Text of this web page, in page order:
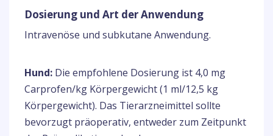
Dosierung und Art der Anwendung
Intravenöse und subkutane Anwendung.
Hund: Die empfohlene Dosierung ist 4,0 mg
Carprofen/kg Körpergewicht (1 ml/12,5 kg
Körpergewicht). Das Tierarzneimittel sollte
bevorzugt präoperativ, entweder zum Zeitpunkt